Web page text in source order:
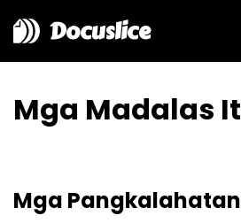
Docuslice
Mga Madalas
Mga